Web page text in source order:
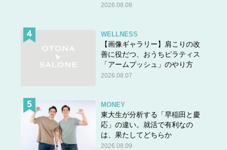
2026.08.08
WELLNESS
【画像ギャラリー】肩こりの改
善に役だつ、おうちピラティス
「アームプッシュ」のやり方
2026.08.07
MONEY
東大生が分析する「早稲田と慶
応」の違い。就活で有利なの
は、果たしてどちらか
2026.08.09